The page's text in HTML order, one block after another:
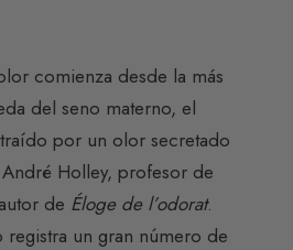
comienza desde la más
del seno materno, el
por un olor secretado
Holley, profesor de
de Éloge de l’odorat.
registra un gran número de